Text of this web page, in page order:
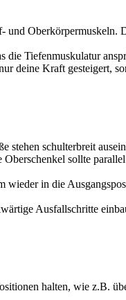
Oberkörpermuskeln.
Tiefenmuskulatur
deine Kraft gesteigert,
stehen schulterbreit
sollte
in die
Ausfallschritte
halten, wie z.B.